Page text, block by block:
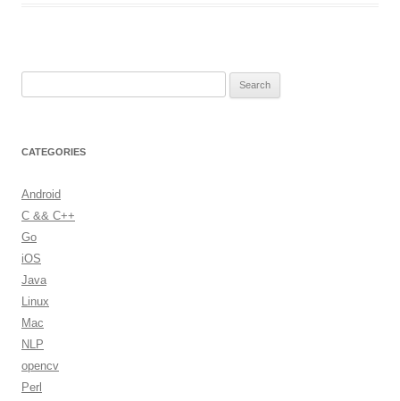
r
h
f
o
r
:
CATEGORIES
Android
C && C++
Go
iOS
Java
Linux
Mac
NLP
opencv
Perl